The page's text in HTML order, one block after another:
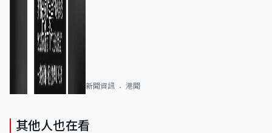
新聞資訊 港聞
其他人也在看